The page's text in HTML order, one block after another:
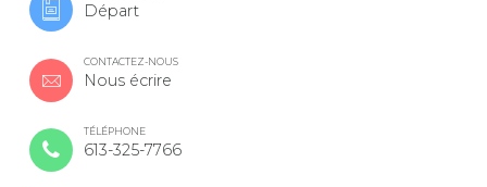
Départ
CONTACTEZ-NOUS
Nous écrire
TÉLÉPHONE
613-325-7766